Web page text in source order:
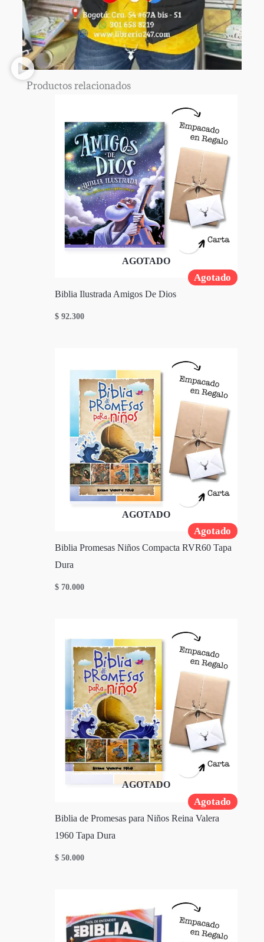
Productos relacionados
Agotado
AGOTADO
Biblia Ilustrada Amigos De Dios
$ 92.300
Agotado
AGOTADO
Biblia Promesas Niños Compacta RVR60 Tapa
Dura
$ 70.000
Agotado
AGOTADO
Biblia de Promesas para Niños Reina Valera
1960 Tapa Dura
$ 50.000